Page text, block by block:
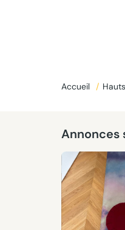
Accueil /
Annonces